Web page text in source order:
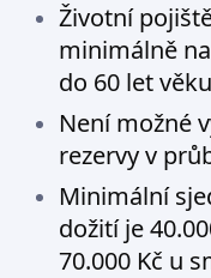
Životní
minimálně
do 60 let
Není možné
rezervy v
Minimální
dožití je
70.000 Kč u